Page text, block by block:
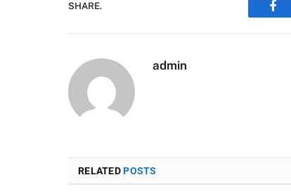
SHARE.
admin
RELATEDPOSTS